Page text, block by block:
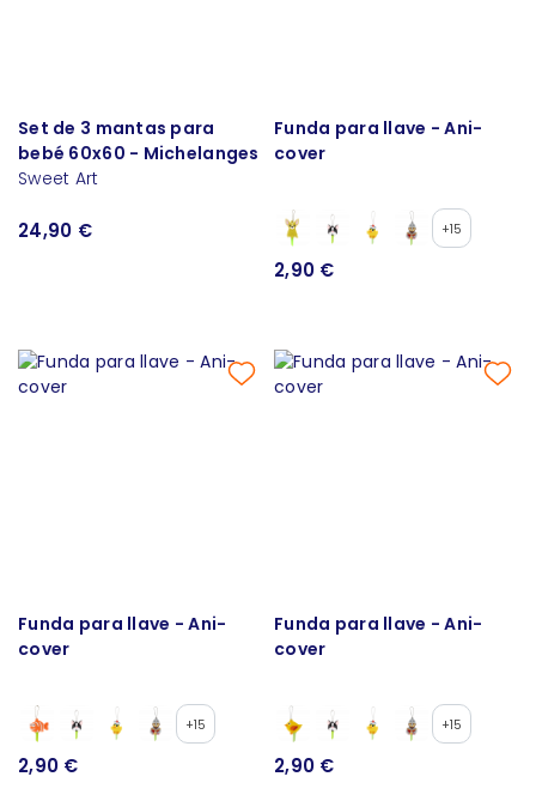
Set de 3 mantas para
bebé 60x60 - Michelanges
Sweet Art
24,90 €
Funda para llave - Ani-
cover
+15
2,90 €
Funda para llave - Ani-
cover
+15
2,90 €
Funda para llave - Ani-
cover
+15
2,90 €